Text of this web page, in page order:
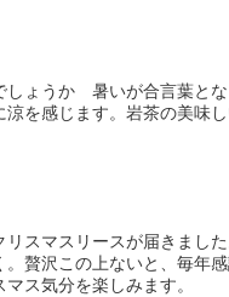
しょうか 暑いが合言葉と
を感じます。岩茶の美味し
スマスリースが届きまし
贅沢この上ないと、毎年
ス気分を楽しみます。